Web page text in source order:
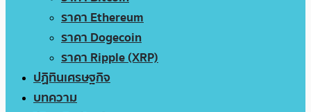
ราคา Ethereum
ราคา Dogecoin
ราคา Ripple (XRP)
ปฏิทินเศรษฐกิจ
บทความ